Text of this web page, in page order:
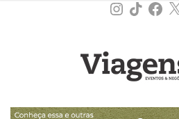
Instagram
TikTok X